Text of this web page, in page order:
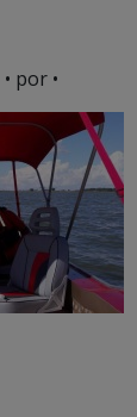
• por •